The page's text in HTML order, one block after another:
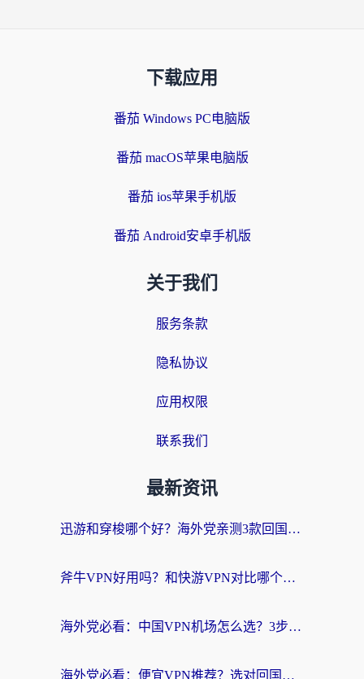
下载应用
番茄 Windows PC电脑版
番茄 macOS苹果电脑版
番茄 ios苹果手机版
番茄 Android安卓手机版
关于我们
服务条款
隐私协议
应用权限
联系我们
最新资讯
迅游和穿梭哪个好？海外党亲测3款回国加速器+手游加速对比，附避坑指南
斧牛VPN好用吗？和快游VPN对比哪个回国效果更好？马来西亚留学生亲测分享
海外党必看：中国VPN机场怎么选？3步教你无缝访问国内资源（附避坑指南）
海外党必看：便宜VPN推荐？选对回国加速器才能无缝刷国内剧玩国服